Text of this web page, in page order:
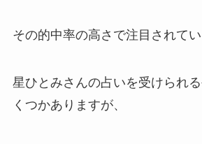
その的中率の高さで注目されてい
星ひとみさんの占いを受けられ
くつかありますが、